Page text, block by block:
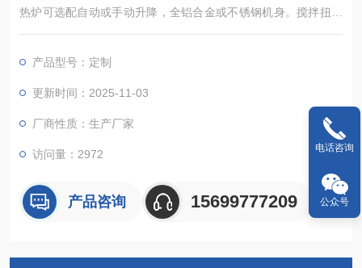
热炉可选配自动或手动升降，全铝合金或不锈钢机身。搅拌扭矩
大。控制器可以实现对反应釜的加热、冷却、搅拌、程序编程、
产品型号：定制
更新时间：2025-11-03
厂商性质：生产厂家
访问量：2972
产品咨询 15699777209
电话咨询
公众号